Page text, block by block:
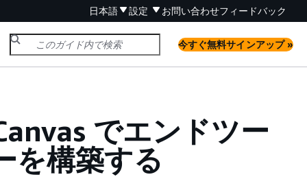
日本語 設定 お問い合わせフィードバック
今すぐ無料サインアップ »
でエンドツー
を構築する